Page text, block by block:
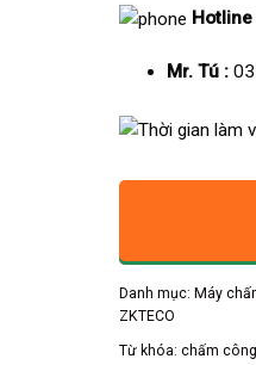
Mr. Tú :
Danh mục: Máy
ZKTECO
Từ khóa:chấm